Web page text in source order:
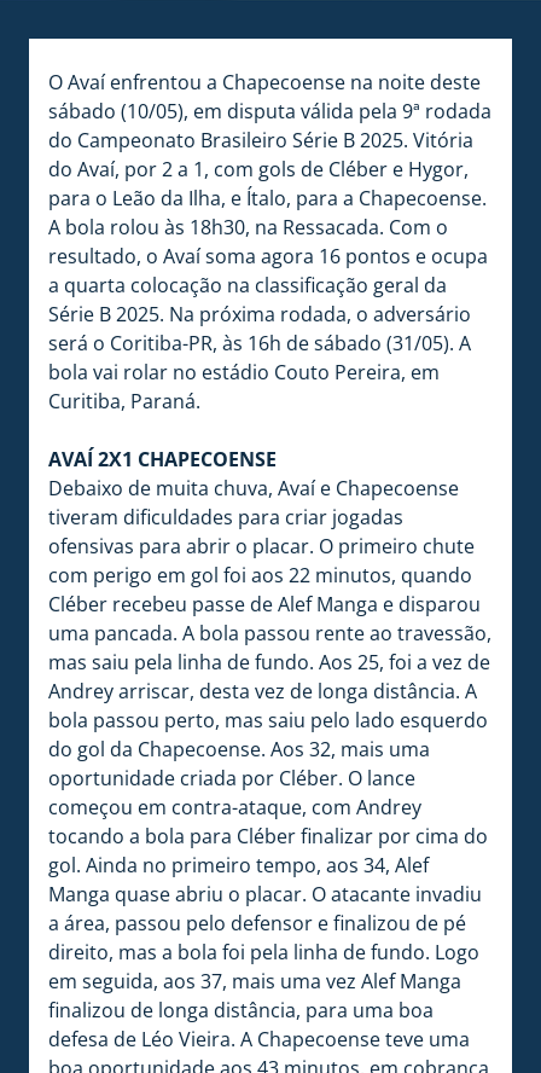
O Avaí enfrentou a Chapecoense na noite deste
sábado (10/05), em disputa válida pela 9ª rodada
do Campeonato Brasileiro Série B 2025. Vitória
do Avaí, por 2 a 1, com gols de Cléber e Hygor,
para o Leão da Ilha, e Ítalo, para a Chapecoense.
A bola rolou às 18h30, na Ressacada. Com o
resultado, o Avaí soma agora 16 pontos e ocupa
a quarta colocação na classificação geral da
Série B 2025. Na próxima rodada, o adversário
será o Coritiba-PR, às 16h de sábado (31/05). A
bola vai rolar no estádio Couto Pereira, em
Curitiba, Paraná.
AVAÍ 2X1 CHAPECOENSE
Debaixo de muita chuva, Avaí e Chapecoense
tiveram dificuldades para criar jogadas
ofensivas para abrir o placar. O primeiro chute
com perigo em gol foi aos 22 minutos, quando
Cléber recebeu passe de Alef Manga e disparou
uma pancada. A bola passou rente ao travessão,
mas saiu pela linha de fundo. Aos 25, foi a vez de
Andrey arriscar, desta vez de longa distância. A
bola passou perto, mas saiu pelo lado esquerdo
do gol da Chapecoense. Aos 32, mais uma
oportunidade criada por Cléber. O lance
começou em contra-ataque, com Andrey
tocando a bola para Cléber finalizar por cima do
gol. Ainda no primeiro tempo, aos 34, Alef
Manga quase abriu o placar. O atacante invadiu
a área, passou pelo defensor e finalizou de pé
direito, mas a bola foi pela linha de fundo. Logo
em seguida, aos 37, mais uma vez Alef Manga
finalizou de longa distância, para uma boa
defesa de Léo Vieira. A Chapecoense teve uma
boa oportunidade aos 43 minutos, em cobrança